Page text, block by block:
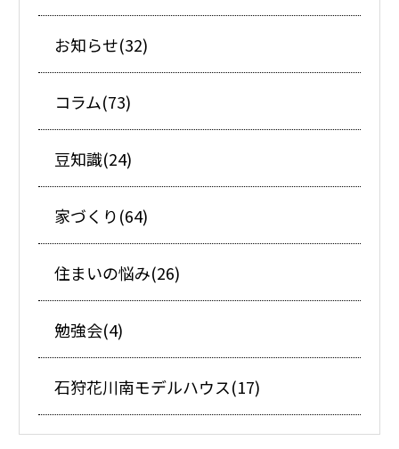
お知らせ(32)
コラム(73)
豆知識(24)
家づくり(64)
住まいの悩み(26)
勉強会(4)
石狩花川南モデルハウス(17)